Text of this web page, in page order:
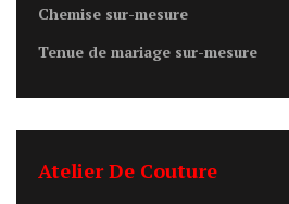
Chemise sur-mesure
Tenue de mariage sur-mesure
Atelier De Couture